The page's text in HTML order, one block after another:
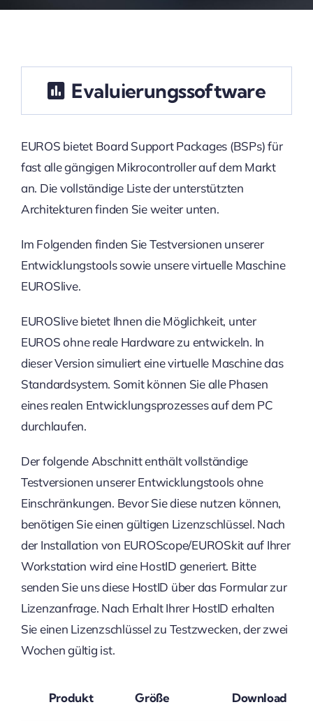
Evaluierungssoftware
EUROS bietet Board Support Packages (BSPs) für
fast alle gängigen Mikrocontroller auf dem Markt
an. Die vollständige Liste der unterstützten
Architekturen finden Sie weiter unten.
Im Folgenden finden Sie Testversionen unserer
Entwicklungstools sowie unsere virtuelle Maschine
EUROSlive.
EUROSlive bietet Ihnen die Möglichkeit, unter
EUROS ohne reale Hardware zu entwickeln. In
dieser Version simuliert eine virtuelle Maschine das
Standardsystem. Somit können Sie alle Phasen
eines realen Entwicklungsprozesses auf dem PC
durchlaufen.
Der folgende Abschnitt enthält vollständige
Testversionen unserer Entwicklungstools ohne
Einschränkungen. Bevor Sie diese nutzen können,
benötigen Sie einen gültigen Lizenzschlüssel. Nach
der Installation von EUROScope/EUROSkit auf Ihrer
Workstation wird eine HostID generiert. Bitte
senden Sie uns diese HostID über das Formular zur
Lizenzanfrage. Nach Erhalt Ihrer HostID erhalten
Sie einen Lizenzschlüssel zu Testzwecken, der zwei
Wochen gültig ist.
Produkt Größe Download